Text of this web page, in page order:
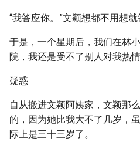
“我答应你。”文颖想都不用想就
于是，一个星期后，我们在林
院，我还是受不了别人对我热情
疑惑
自从搬进文颖阿姨家，文颖那
的，因为她比我大不了几岁，
际上是三十三岁了。